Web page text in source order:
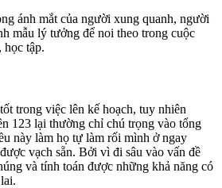
ánh mắt của người xung quanh, người
mẫu lý tưởng để noi theo trong cuộc
học tập.
trong việc lên kế hoạch, tuy nhiên
123 lại thường chỉ chú trọng vào tổng
này làm họ tự làm rối mình ở ngay
vạch sẵn. Bởi vì đi sâu vào vấn đề
và tính toán được những khả năng có